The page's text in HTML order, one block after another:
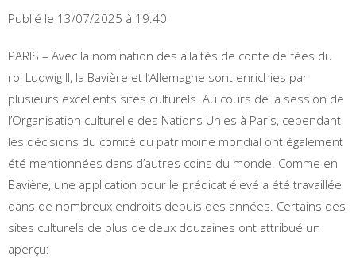
Publié le 13/07/2025 à 19:40
PARIS – Avec la nomination des allaités de conte de fées du
roi Ludwig II, la Bavière et l’Allemagne sont enrichies par
plusieurs excellents sites culturels. Au cours de la session de
l’Organisation culturelle des Nations Unies à Paris, cependant,
les décisions du comité du patrimoine mondial ont également
été mentionnées dans d’autres coins du monde. Comme en
Bavière, une application pour le prédicat élevé a été travaillée
dans de nombreux endroits depuis des années. Certains des
sites culturels de plus de deux douzaines ont attribué un
aperçu: